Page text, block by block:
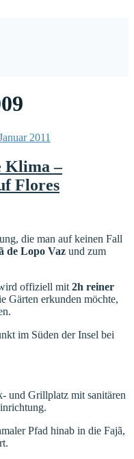
2011
Klima –
Flores
die man auf keinen Fall
de Lopo Vaz und zum
offiziell mit 2h reiner
Gärten erkunden möchte,
im Süden der Insel bei
und Grillplatz mit sanitären
Pfad hinab in die Fajã,